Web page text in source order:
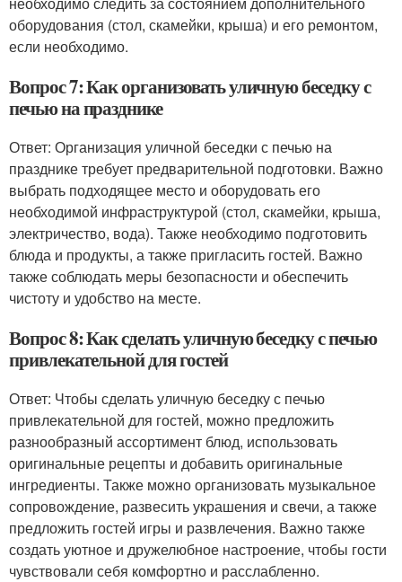
оборудования (стол, скамейки, крыша) и его ремонтом,
если необходимо.
Вопрос 7: Как организовать уличную беседку с
печью на празднике
Ответ: Организация уличной беседки с печью на
празднике требует предварительной подготовки. Важно
выбрать подходящее место и оборудовать его
необходимой инфраструктурой (стол, скамейки, крыша,
электричество, вода). Также необходимо подготовить
блюда и продукты, а также пригласить гостей. Важно
также соблюдать меры безопасности и обеспечить
чистоту и удобство на месте.
Вопрос 8: Как сделать уличную беседку с печью
привлекательной для гостей
Ответ: Чтобы сделать уличную беседку с печью
привлекательной для гостей, можно предложить
разнообразный ассортимент блюд, использовать
оригинальные рецепты и добавить оригинальные
ингредиенты. Также можно организовать музыкальное
сопровождение, развесить украшения и свечи, а также
предложить гостей игры и развлечения. Важно также
создать уютное и дружелюбное настроение, чтобы гости
чувствовали себя комфортно и расслабленно.